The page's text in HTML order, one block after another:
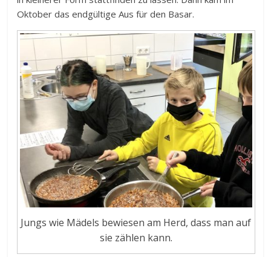
Oktober das endgültige Aus für den Basar.
Jungs wie Mädels bewiesen am Herd, dass man auf
sie zählen kann.